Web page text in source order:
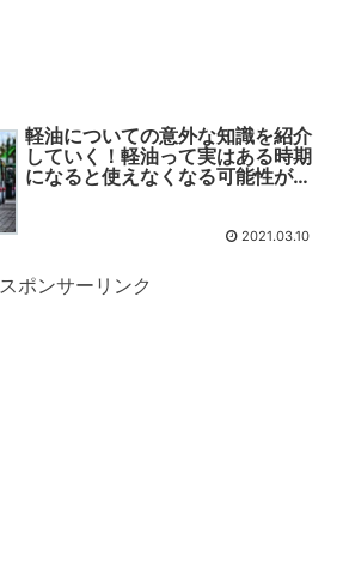
軽油についての意外な知識を紹介
していく！軽油って実はある時期
になると使えなくなる可能性が…
2021.03.10
スポンサーリンク